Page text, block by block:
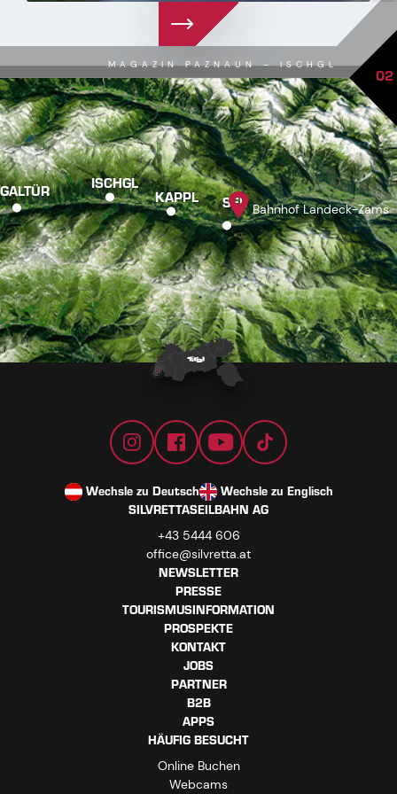
MAGAZIN PAZNAUN – ISCHGL 02
GALTÜR ISCHGL
KAPPL SEE Bahnhof Landeck-Zams
Wechsle zu Deutsch
Wechsle zu Englisch
SILVRETTASEILBAHN AG
+43 5444 606
office@silvretta.at
NEWSLETTER
PRESSE
TOURISMUSINFORMATION
PROSPEKTE
KONTAKT
JOBS
PARTNER
B2B
APPS
HÄUFIG BESUCHT
Online Buchen
Webcams